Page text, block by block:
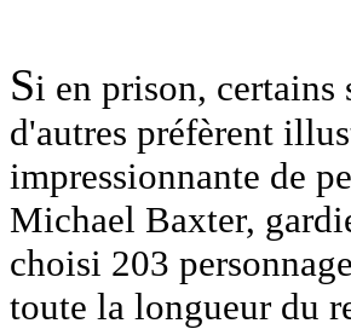
Si en prison, certains
d'autres préfèrent
impressionnante de
Michael Baxter,
choisi 203
toute la longueur du